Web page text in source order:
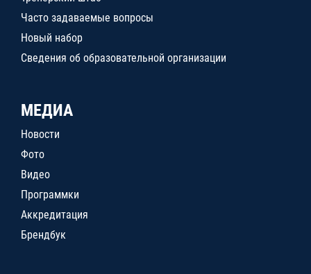
Часто задаваемые вопросы
Новый набор
Сведения об образовательной организации
МЕДИА
Новости
Фото
Видео
Программки
Аккредитация
Брендбук